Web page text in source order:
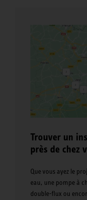
Trouver un
près de chez
Que vous ayez le
eau, une pompe à
double-flux ou